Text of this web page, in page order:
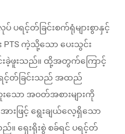
င့်တ်ခြင်းစက်ရုံများစွာနှင့်
PTS ကဲ့သို့သော ပေးသွင်း
င်းခဲ့ဖူးသည်။ ထို့အတွက်ကြောင့်
ပရင့်တ်ခြင်းသည် အထည်
ော အဝတ်အစားများကို
းဖြင့် ရွေးချယ်လေ့ရှိသော
ည်။ ရှေးရိုးစွဲ စခ်ရင် ပရင့်တ်